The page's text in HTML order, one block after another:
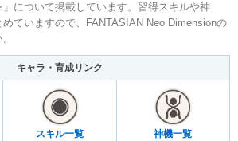
について掲載しています。習得スキルや神
ていますので、FANTASIAN Neo Dimensionの
キャラ・育成リンク
スキル一覧 神機一覧